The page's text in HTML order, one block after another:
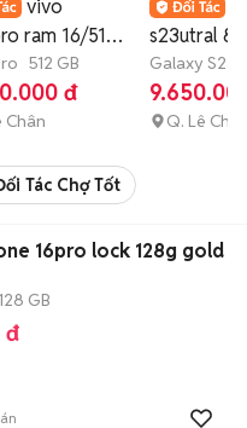
vivo
ram 16/512g
zin all
512 GB
đ
Chân
s23utral
98% 2 sim
Galaxy S23
GB
Q. Lê
Tác Chợ Tốt
16pro lock 128g gold
128 GB
đ